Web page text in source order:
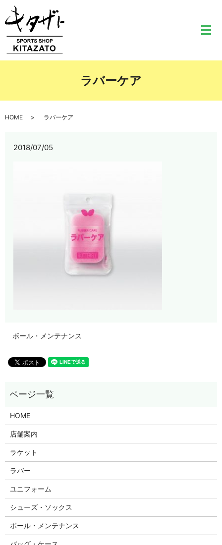
メ
ラバーケア
HOME ラバーケア
2018/07/05
ボール・メンテナンス
HOME
店舗案内
ラケット
ラバー
ユニフォーム
シューズ・ソックス
ボール・メンテナンス